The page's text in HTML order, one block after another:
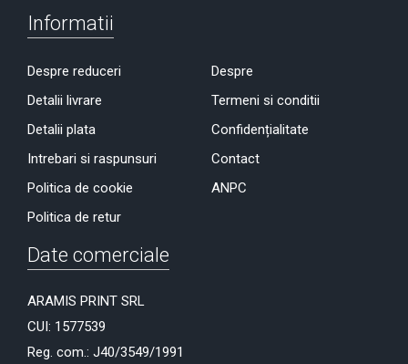
Informatii
Despre reduceri
Detalii livrare
Detalii plata
Intrebari si raspunsuri
Politica de cookie
Politica de retur
Despre
Termeni si conditii
Confidențialitate
Contact
ANPC
Date comerciale
ARAMIS PRINT SRL
CUI: 1577539
Reg. com.: J40/3549/1991